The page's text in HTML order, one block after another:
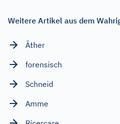
Weitere Artikel aus dem
Äther
forensisch
Schneid
Amme